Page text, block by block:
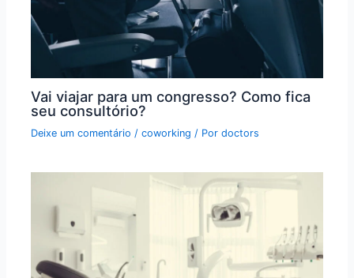
Vai viajar para um congresso? Como fica
seu consultório?
Deixe um comentário /coworking / Pordoctors